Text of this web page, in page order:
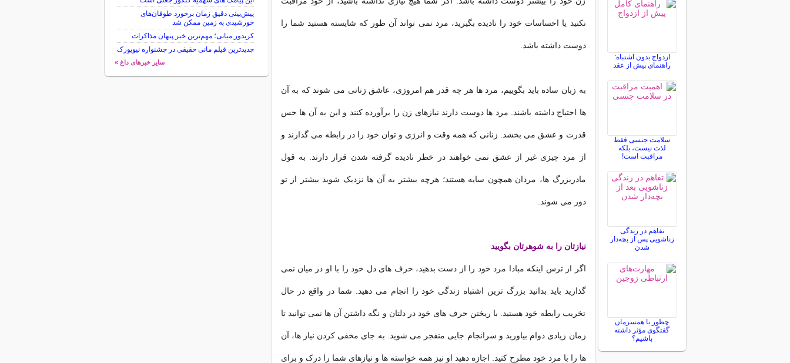
نکنید یا احساسات خود را نادیده بگیرید، مرد نمی تواند آن طور که شایسته هستید شما را
دوست داشته باشد.
به زبان ساده باید بگوییم، مرد ها هر چه قدر هم امروزی، عاشق زنانی می شوند که به آن
ها احتیاج داشته باشند. مرد ها دوست دارند نیازهای زن را برآورده کنند و این به آن ها حس
قدرت و عشق می بخشد. زنانی که همه وقت و انرژی و توان خود را در رابطه می گذارند و
از مرد چیزی غیر از عشق نمی خواهند در خطر نادیده گرفته شدن قرار دارند. به قول
مادربزرگ ها، مردان همچون سایه هستند؛ هرچه بیشتر به آن ها نزدیک شوید بیشتر از تو
دور می شوند.
نیازتان را به شوهرتان بگویید
اگر از ترس اینکه مبادا مرد خود را از دست بدهید، حرف های دل خود را با او در میان نمی
گذارید باید بدانید بزرگ ترین اشتباه زندگی خود را انجام می دهید. شما در واقع در حال
تخریب رابطه خود هستید. با ریختن حرف های خود در دلتان و نگه داشتن آن ها نمی توانید تا
زمان زیادی دوام بیاورید و سرانجام جایی منفجر می شوید. به جای مخفی کردن نیاز ها، آن
ها را با مرد خود مطرح کنید. اجازه دهید او نیز همه خواسته ها و نیازهای شما را درک و برای
ازدواج بدون اشتباه:
راهنمای پیش از عقد
سلامت جنسی فقط
لذت نیست، بلکه
مراقبت است!
تفاهم در زندگی
زناشویی پس از بچه‌دار
شدن
چطور با همسرمان
گفتگوی مؤثر داشته
باشیم؟
پیش‌بینی دقیق زمان برخورد طوفان‌های
خورشیدی به زمین ممکن شد
کریدور میانی؛ مهم‌ترین خبر پنهان مذاکرات
جدیدترین فیلم مانی حقیقی در جشنواره نیویورک
سایر خبرهای داغ »